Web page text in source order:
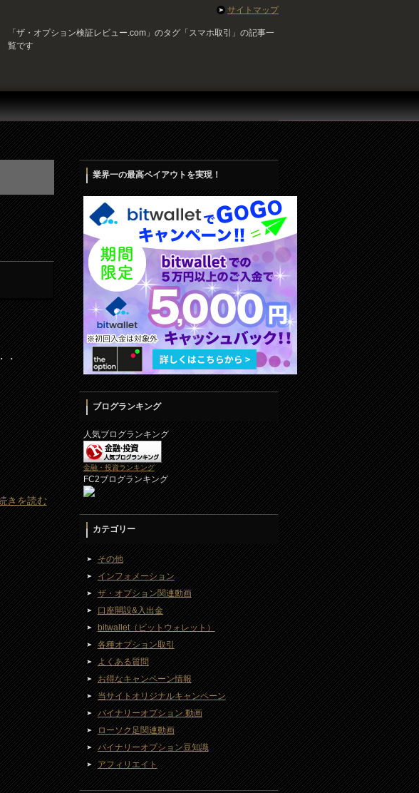
「ザ・オプション検証レビュー.com」のタグ「スマホ取引」の記事一
覧です
・
きを読む
業界一の最高ペイアウトを実現！
ブログランキング
人気ブログランキング
金融・投資ランキング
FC2ブログランキング
カテゴリー
その他
インフォメーション
ザ・オプション関連動画
口座開設&入出金
bitwallet（ビットウォレット）
各種オプション取引
よくある質問
お得なキャンペーン情報
当サイトオリジナルキャンペーン
バイナリーオプション 動画
ローソク足関連動画
バイナリーオプション豆知識
アフィリエイト
サイトマップ